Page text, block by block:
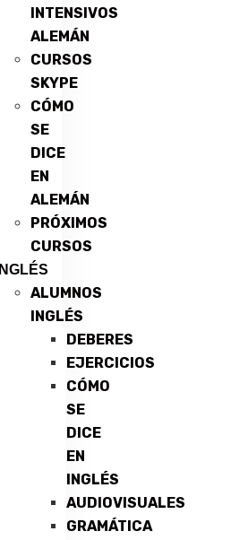
INTENSIVOS
ALEMÁN
CURSOS
SKYPE
CÓMO
SE
DICE
EN
ALEMÁN
PRÓXIMOS
CURSOS
INGLÉS
ALUMNOS
INGLÉS
DEBERES
EJERCICIOS
CÓMO
SE
DICE
EN
INGLÉS
AUDIOVISUALES
GRAMÁTICA